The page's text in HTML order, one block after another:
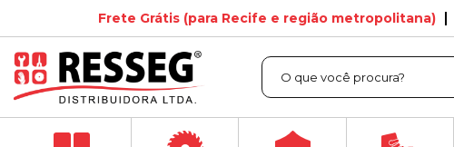
Frete Grátis (para Recife e região metropolitana)